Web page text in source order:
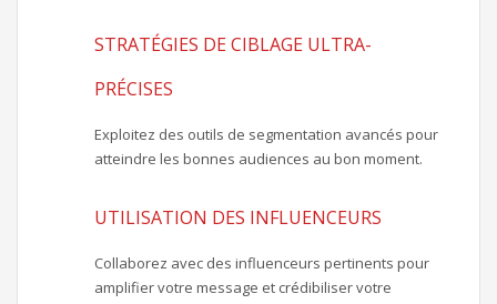
STRATÉGIES DE CIBLAGE ULTRA-
PRÉCISES
Exploitez des outils de segmentation avancés pour
atteindre les bonnes audiences au bon moment.
UTILISATION DES INFLUENCEURS
Collaborez avec des influenceurs pertinents pour
amplifier votre message et crédibiliser votre